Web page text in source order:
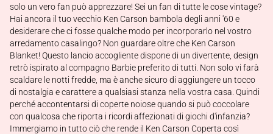
solo un vero fan può apprezzare! Sei un fan di tutte le cose vintage?
Hai ancora il tuo vecchio Ken Carson bambola degli anni '60 e
desiderare che ci fosse qualche modo per incorporarlo nel vostro
arredamento casalingo? Non guardare oltre che Ken Carson
Blanket! Questo lancio accogliente dispone di un divertente, design
retrò ispirato al compagno Barbie preferito di tutti. Non solo vi farà
scaldare le notti fredde, ma è anche sicuro di aggiungere un tocco
di nostalgia e carattere a qualsiasi stanza nella vostra casa. Quindi
perché accontentarsi di coperte noiose quando si può coccolare
con qualcosa che riporta i ricordi affezionati di giochi d'infanzia?
Immergiamo in tutto ciò che rende il Ken Carson Coperta così